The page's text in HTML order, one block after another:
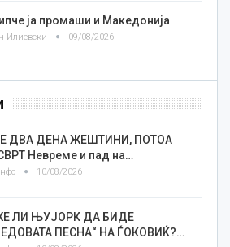
ја промаши и Македонија
Илиевски 09/08/2026
ДВА ДЕНА ЖЕШТИНИ, ПОТОА
Невреме и пад на…
10/08/2026
ЛИ ЊУЈОРК ДА БИДЕ
ПЕСНА“ НА ЃОКОВИЌ?…